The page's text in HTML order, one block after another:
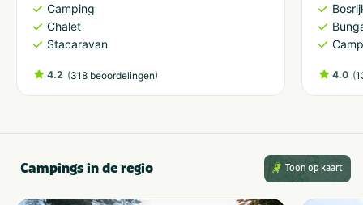
Camping
Chalet
Stacaravan
4.2 (318 beoordelingen) 4.0 (
Campings in de regio Toon op kaart